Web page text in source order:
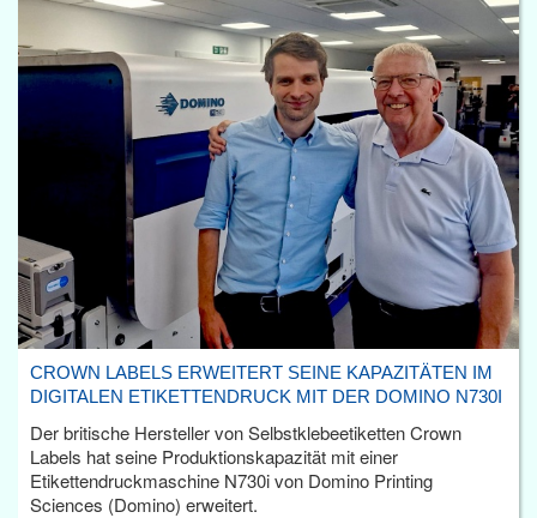
CROWN LABELS ERWEITERT SEINE KAPAZITÄTEN IM
DIGITALEN ETIKETTENDRUCK MIT DER DOMINO N730I
Der britische Hersteller von Selbstklebeetiketten Crown
Labels hat seine Produktionskapazität mit einer
Etikettendruckmaschine N730i von Domino Printing
Sciences (Domino) erweitert.